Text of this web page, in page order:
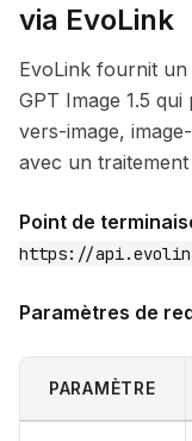
via EvoLink
EvoLink fournit
GPT Image 1.5
vers-image,
avec un
Point de
https://
Paramètres de
PARAMÈTRE